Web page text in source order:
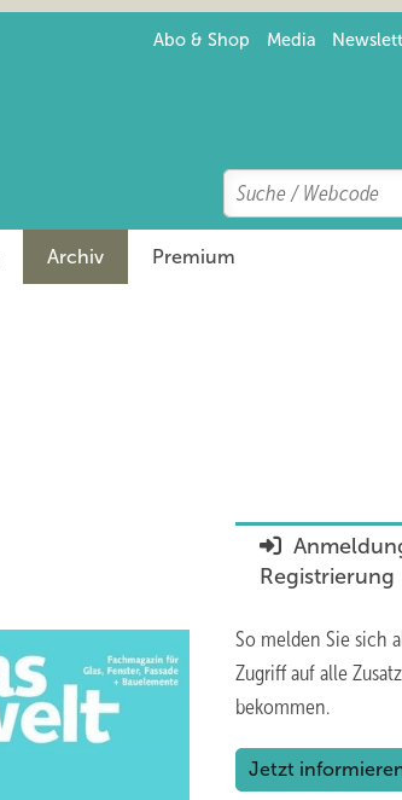
Abo & Shop Media
Search
Suchen
Archiv Premium
Registrierung
So melden Sie sich
Zugriff auf alle
bekommen.
Jetzt